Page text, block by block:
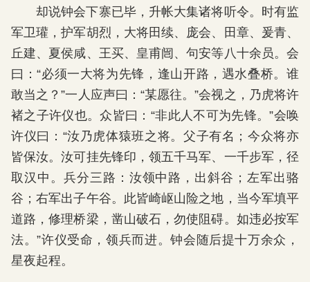
却说钟会下寨已毕，升帐大集诸将听令。时有监
军卫瓘，护军胡烈，大将田续、庞会、田章、爰青、
丘建、夏侯咸、王买、皇甫闿、句安等八十余员。会
曰：“必须一大将为先锋，逢山开路，遇水叠桥。谁
敢当之？”一人应声曰：“某愿往。”会视之，乃虎将许
褚之子许仪也。众皆曰：“非此人不可为先锋。”会唤
许仪曰：“汝乃虎体猿班之将。父子有名；今众将亦
皆保汝。汝可挂先锋印，领五千马军、一千步军，径
取汉中。兵分三路：汝领中路，出斜谷；左军出骆
谷；右军出子午谷。此皆崎岖山险之地，当今军填平
道路，修理桥梁，凿山破石，勿使阻碍。如违必按军
法。”许仪受命，领兵而进。钟会随后提十万余众，
星夜起程。